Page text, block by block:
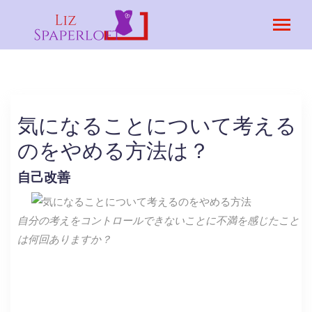
気になることについて考える
のをやめる方法は？
自己改善
自分の考えをコントロールできないことに不満を感じたこと
は何回ありますか？